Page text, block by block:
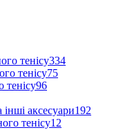
тенісу334
тенісу75
тенісу96
інші аксесуари192
тенісу12